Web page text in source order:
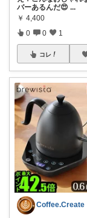
バーあるんだ😍 ...
￥ 4,400
0 0 1
コレ
Coffee.Create